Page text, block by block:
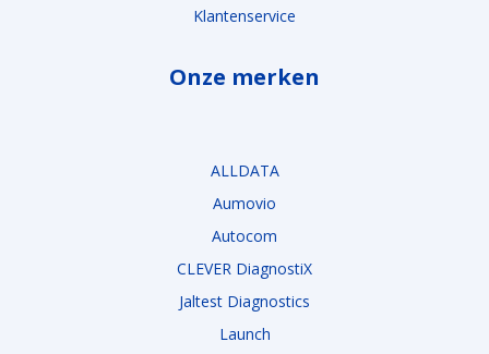
Klantenservice
Onze merken
ALLDATA
Aumovio
Autocom
CLEVER DiagnostiX
Jaltest Diagnostics
Launch